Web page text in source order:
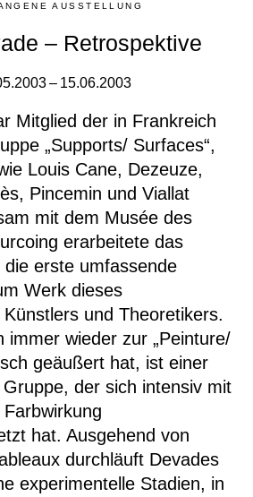
AUSSTELLUNG
– Retrospektive
– 15.06.2003
Mitglied der in Frankreich
„Supports/ Surfaces“,
Louis Cane, Dezeuze,
Pincemin und Viallat
mit dem Musée des
erarbeitete das
erste umfassende
Werk dieses
und Theoretikers.
immer wieder zur „Peinture/
geäußert hat, ist einer
der sich intensiv mit
hat. Ausgehend von
durchläuft Devades
experimentelle Stadien, in